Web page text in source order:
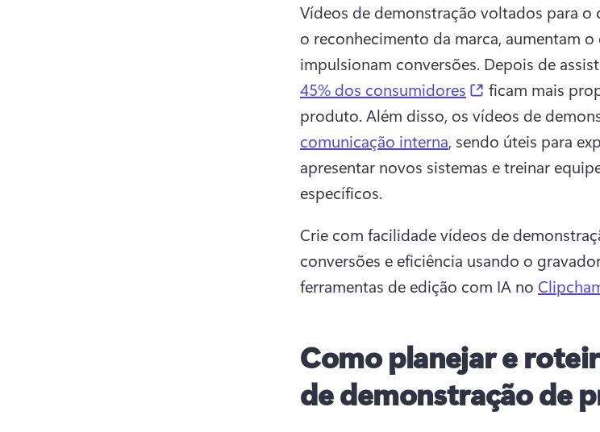
Vídeos de demonstração voltados para o
o reconhecimento da marca, aumentam
impulsionam conversões. Depois de
45% dos consumidores
(opens in a new
ficam mais
produto. Além disso, os vídeos de
comunicação interna, sendo úteis para
apresentar novos sistemas e treinar
específicos.
Crie com facilidade vídeos de
conversões e eficiência usando o
ferramentas de edição com IA no
Como planejar e
de demonstração de